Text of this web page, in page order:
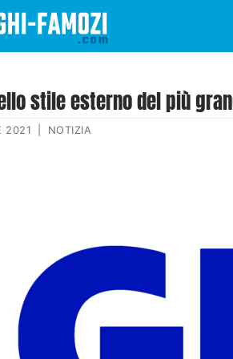
stile esterno del più
2021 NOTIZIA